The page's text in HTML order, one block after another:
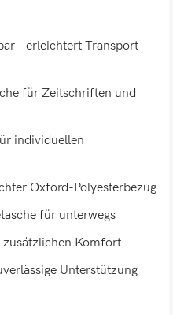
– erleichtert Transport
für Zeitschriften und
individuellen
Oxford-Polyesterbezug
für unterwegs
zusätzlichen Komfort
Unterstützung